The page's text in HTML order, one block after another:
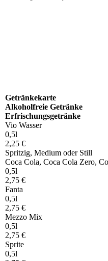
Getränkekarte
Alkoholfreie Getränke
Erfrischungsgetränke
Vio Wasser
0,5l
2,25 €
Spritzig, Medium oder Still
Coca Cola, Coca Cola Zero,
0,5l
2,75 €
Fanta
0,5l
2,75 €
Mezzo Mix
0,5l
2,75 €
Sprite
0,5l